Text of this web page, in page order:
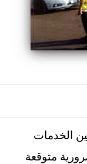
الخدمات
متوقعة